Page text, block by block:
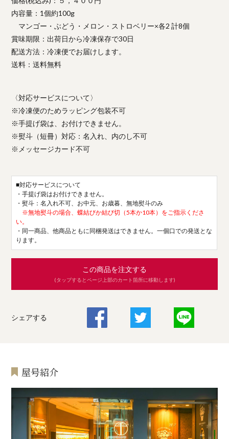
内容量：1個約100g
マンゴー・ぶどう・メロン・ストロベリー×各2 計8個
賞味期限：出荷日から冷凍保存で30日
配送方法：冷凍便でお届けします。
送料：送料無料
〈対応サービスについて〉
※冷凍便のためラッピング包装不可
※手提げ袋は、お付けできません。
※熨斗（短冊）対応：名入れ、内のし不可
※メッセージカード不可
■対応サービスについて
・手提げ袋はお付けできません。
・熨斗：名入れ不可、お中元、お歳暮、無地熨斗のみ
※無地熨斗の場合、蝶結びか結び切（5本か10本）をご指示くださ
い。
・同一商品、他商品ともに同梱発送はできません。一個口での発送とな
ります。
この商品を注文する
(タップするとページ上部のカート箇所に移動します)
シェアする
屋号紹介